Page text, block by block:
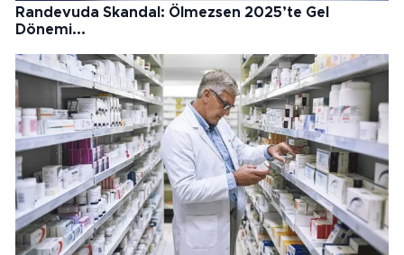
Randevuda Skandal: Ölmezsen 2025’te Gel
Dönemi...